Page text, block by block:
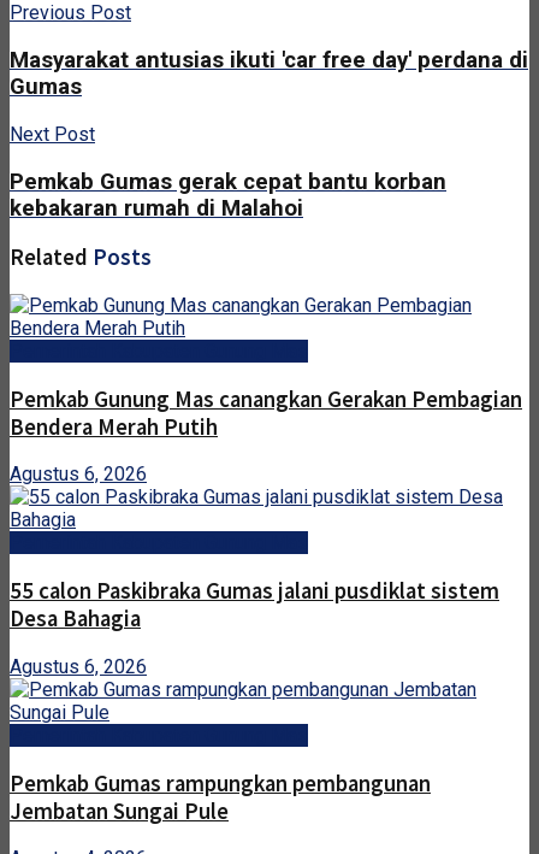
Previous Post
Masyarakat antusias ikuti 'car free day' perdana di
Gumas
Next Post
Pemkab Gumas gerak cepat bantu korban
kebakaran rumah di Malahoi
Related Posts
Pemkab Gunung Mas canangkan Gerakan Pembagian
Bendera Merah Putih
Agustus 6, 2026
55 calon Paskibraka Gumas jalani pusdiklat sistem
Desa Bahagia
Agustus 6, 2026
Pemkab Gumas rampungkan pembangunan
Jembatan Sungai Pule